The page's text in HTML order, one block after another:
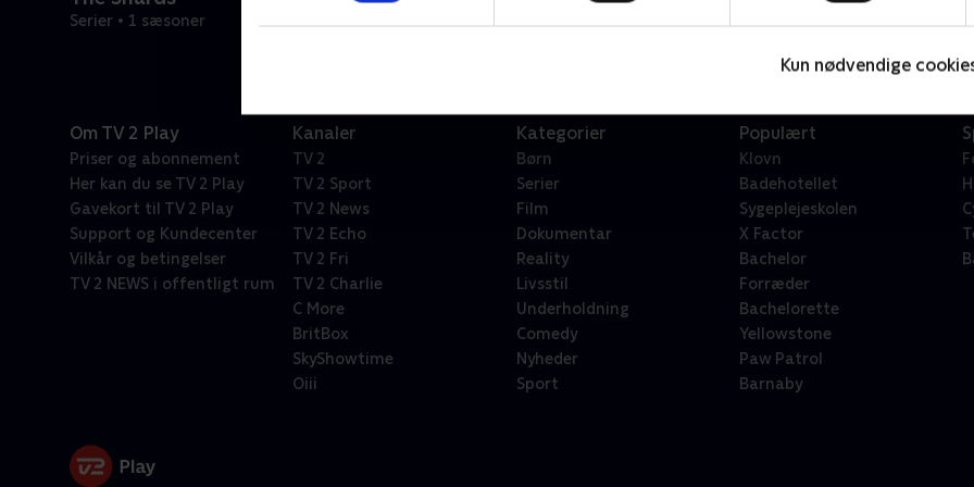
Kun nødvendige
Serier • 1 sæsoner
Om TV 2 Play
Priser og abonnement
Her kan du se TV 2 Play
Gavekort til TV 2 Play
Support og Kundecenter
Vilkår og betingelser
TV 2 NEWS i offentligt rum
Kanaler
TV 2
TV 2 Sport
TV 2 News
TV 2 Echo
TV 2 Fri
TV 2 Charlie
C More
BritBox
SkyShowtime
Oiii
Kategorier
Børn
Serier
Film
Dokumentar
Reality
Livsstil
Underholdning
Comedy
Nyheder
Sport
Populært
Klovn
Badehotellet
Sygeplejeskolen
X Factor
Bachelor
Forræder
Bachelorette
Yellowstone
Paw Patrol
Barnaby